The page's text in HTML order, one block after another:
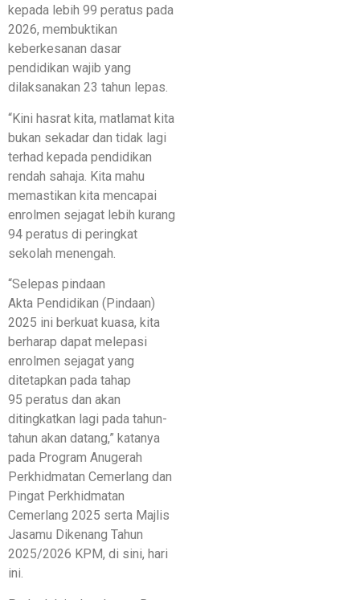
kepada lebih 99 peratus pada
2026, membuktikan
keberkesanan dasar
pendidikan wajib yang
dilaksanakan 23 tahun lepas.
“Kini hasrat kita, matlamat kita
bukan sekadar dan tidak lagi
terhad kepada pendidikan
rendah sahaja. Kita mahu
memastikan kita mencapai
enrolmen sejagat lebih kurang
94 peratus di peringkat
sekolah menengah.
“Selepas pindaan
Akta Pendidikan (Pindaan)
2025 ini berkuat kuasa, kita
berharap dapat melepasi
enrolmen sejagat yang
ditetapkan pada tahap
95 peratus dan akan
ditingkatkan lagi pada tahun-
tahun akan datang,” katanya
pada Program Anugerah
Perkhidmatan Cemerlang dan
Pingat Perkhidmatan
Cemerlang 2025 serta Majlis
Jasamu Dikenang Tahun
2025/2026 KPM, di sini, hari
ini.